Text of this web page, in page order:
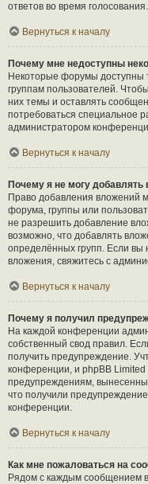
ответов во время голосования.
Вернуться к началу
Почему мне недоступны
Некоторые форумы доступны
группам пользователей.
них темы и оставлять
потребоваться специальное
администратором
Вернуться к началу
Почему я не могу добавлять
Право добавления вложений
форума, группы или
не разрешить добавление
возможно, что добавлять
определённых групп. Если вы
вложения, свяжитесь с
Вернуться к началу
Почему я получил
На каждой конференции
собственный свод правил.
получить предупреждение.
конференции, и phpBB Limited
предупреждениям,
что получили
конференции.
Вернуться к началу
Как мне пожаловаться на
Рядом с каждым сообщением